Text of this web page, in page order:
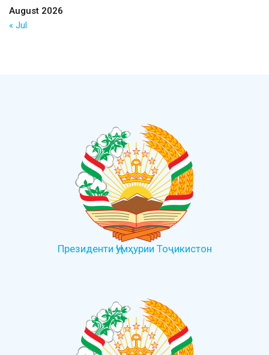
August 2026
« Jul
Президенти Ҷумҳурии Тоҷикистон